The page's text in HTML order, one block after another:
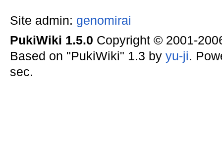
Site admin: genomirai
PukiWiki 1.5.0 Copyright © 2001-
Based on "PukiWiki" 1.3 by yu-ji.
sec.